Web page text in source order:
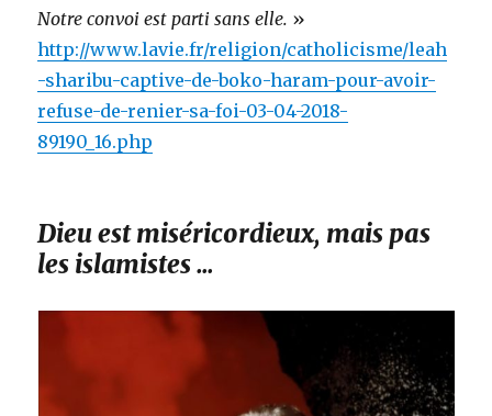
Notre convoi est parti sans elle. »
http://www.lavie.fr/religion/catholicisme/leah
-sharibu-captive-de-boko-haram-pour-avoir-
refuse-de-renier-sa-foi-03-04-2018-
89190_16.php
Dieu est miséricordieux, mais pas
les islamistes …